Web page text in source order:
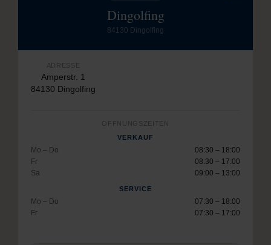
Dingolfing
84130 Dingolfing
ADRESSE
Amperstr. 1
84130 Dingolfing
ÖFFNUNGSZEITEN
VERKAUF
Mo – Do
08:30 – 18:00
Fr
08:30 – 17:00
Sa
09:00 – 13:00
SERVICE
Mo – Do
07:30 – 18:00
Fr
07:30 – 17:00